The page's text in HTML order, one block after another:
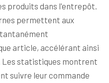
produits dans l'entrepôt.
permettent aux
article, accélérant ainsi
Les statistiques montrent
suivre leur commande